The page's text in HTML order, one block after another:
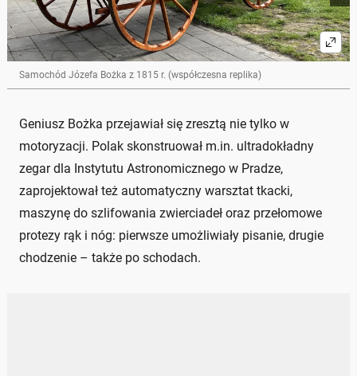
Samochód Józefa Bożka z 1815 r. (współczesna replika)
Geniusz Bożka przejawiał się zresztą nie tylko w
motoryzacji. Polak skonstruował m.in. ultradokładny
zegar dla Instytutu Astronomicznego w Pradze,
zaprojektował też automatyczny warsztat tkacki,
maszynę do szlifowania zwierciadeł oraz przełomowe
protezy rąk i nóg: pierwsze umożliwiały pisanie, drugie
chodzenie – także po schodach.